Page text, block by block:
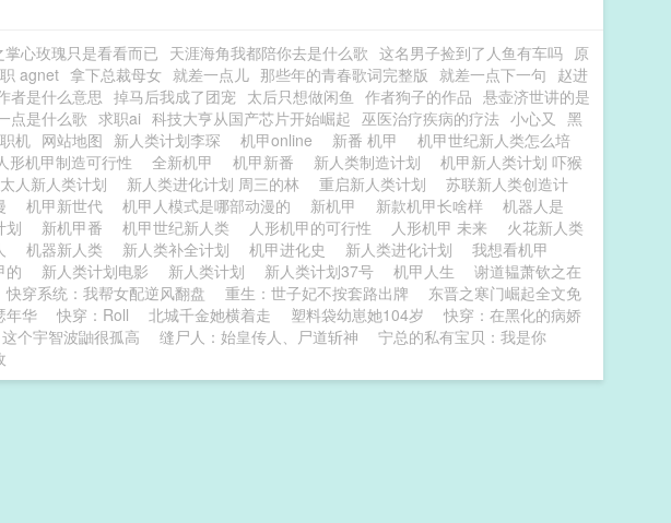
掌心玫瑰只是看看而已 天涯海角我都陪你去是什么歌 这名男子捡到了人鱼有车吗 原
agnet 拿下总裁母女 就差一点儿 那些年的青春歌词完整版 就差一点下一句 赵进
者是什么意思 掉马后我成了团宠 太后只想做闲鱼 作者狗子的作品 悬壶济世讲的是
点是什么歌 求职ai 科技大亨从国产芯片开始崛起 巫医治疗疾病的疗法 小心又
黑
机 网站地图 新人类计划李琛 机甲online 新番 机甲
机甲世纪新人类怎么培
形机甲制造可行性 全新机甲 机甲新番 新人类制造计划
机甲新人类计划 吓猴
人新人类计划 新人类进化计划 周三的林 重启新人类计划
苏联新人类创造计
机甲新世代 机甲人模式是哪部动漫的 新机甲 新款机甲长啥样
机器人是
划 新机甲番 机甲世纪新人类 人形机甲的可行性 人形机甲 未来
火花新人类
机器新人类 新人类补全计划 机甲进化史 新人类进化计划
我想看机甲
的 新人类计划电影 新人类计划 新人类计划37号 机甲人生
谢道韫萧钦之在
快穿系统：我帮女配逆风翻盘 重生：世子妃不按套路出牌
东晋之寒门崛起全文免
年华 快穿：Roll 北城千金她横着走 塑料袋幼崽她104岁
快穿：在黑化的病娇
这个宇智波鼬很孤高 缝尸人：始皇传人、尸道斩神
宁总的私有宝贝：我是你